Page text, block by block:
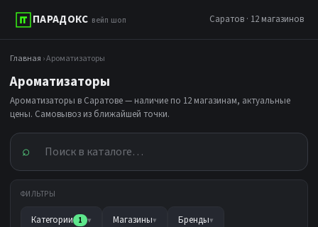
ПАРАДОКС вейп шоп Саратов · 12 магазинов
Главная › Ароматизаторы
Ароматизаторы
Ароматизаторы в Саратове — наличие по 12 магазинам, актуальные
цены. Самовывоз из ближайшей точки.
⌕
ФИЛЬТРЫ
Категории 1 ▾ Магазины▾ Бренды▾